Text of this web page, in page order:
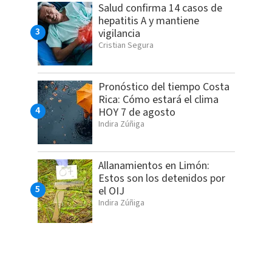
Salud confirma 14 casos de
hepatitis A y mantiene
vigilancia
Cristian Segura
Pronóstico del tiempo Costa
Rica: Cómo estará el clima
HOY 7 de agosto
Indira Zúñiga
Allanamientos en Limón:
Estos son los detenidos por
el OIJ
Indira Zúñiga